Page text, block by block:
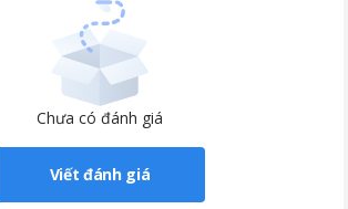
Chưa có đánh giá
Viết đánh giá